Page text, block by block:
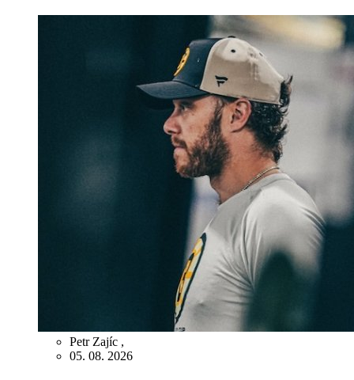
Petr Zajíc ,
05. 08. 2026